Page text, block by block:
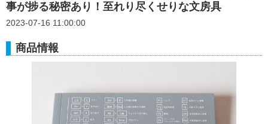
事が捗る秘密あり！至れり尽くせりな文房具
2023-07-16 11:00:00
商品情報